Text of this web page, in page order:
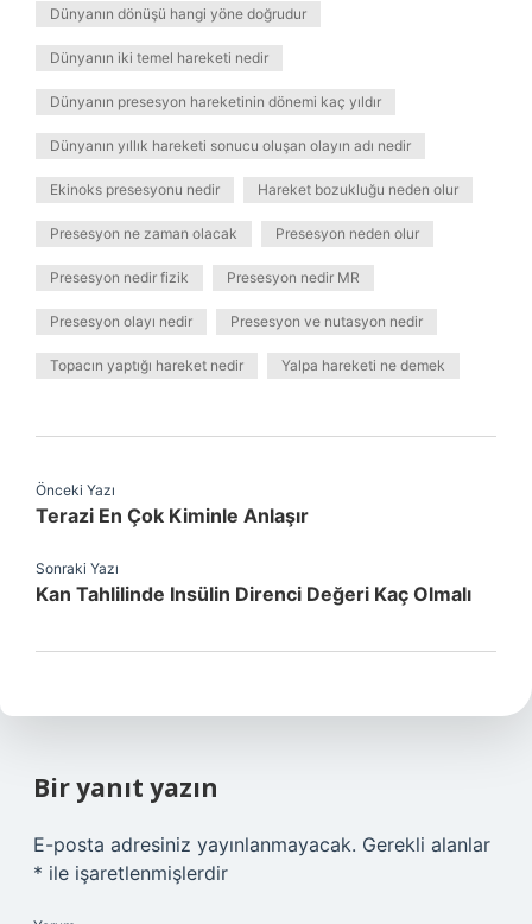
Dünyanın dönüşü hangi yöne doğrudur
Dünyanın iki temel hareketi nedir
Dünyanın presesyon hareketinin dönemi kaç yıldır
Dünyanın yıllık hareketi sonucu oluşan olayın adı nedir
Ekinoks presesyonu nedir Hareket bozukluğu neden olur
Presesyon ne zaman olacak Presesyon neden olur
Presesyon nedir fizik Presesyon nedir MR
Presesyon olayı nedir Presesyon ve nutasyon nedir
Topacın yaptığı hareket nedir Yalpa hareketi ne demek
Önceki Yazı
Terazi En Çok Kiminle Anlaşır
Sonraki Yazı
Kan Tahlilinde Insülin Direnci Değeri Kaç Olmalı
Bir yanıt yazın
E-posta adresiniz yayınlanmayacak. Gerekli alanlar
* ile işaretlenmişlerdir